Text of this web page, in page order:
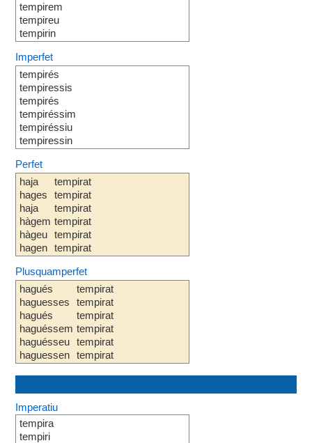
tempirem
tempireu
tempirin
Imperfet
tempirés
tempiressis
tempirés
tempiréssim
tempiréssiu
tempiressin
Perfet
haja
hages
haja
hàgem
hàgeu
hagen
tempirat
tempirat
tempirat
tempirat
tempirat
tempirat
Plusquamperfet
hagués
haguesses
hagués
haguéssem
haguésseu
haguessen
tempirat
tempirat
tempirat
tempirat
tempirat
tempirat
Imperatiu
tempira
tempiri